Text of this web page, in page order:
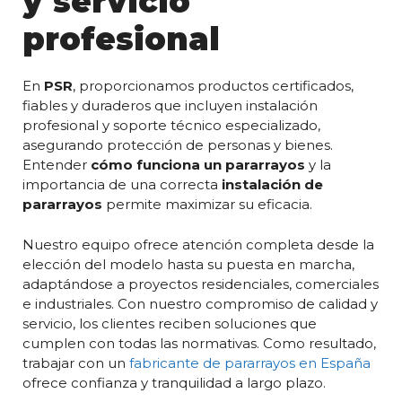
profesional
En PSR, proporcionamos productos certificados,
fiables y duraderos que incluyen instalación
profesional y soporte técnico especializado,
asegurando protección de personas y bienes.
Entender cómo funciona un pararrayos y la
importancia de una correcta instalación de
pararrayos permite maximizar su eficacia.
Nuestro equipo ofrece atención completa desde la
elección del modelo hasta su puesta en marcha,
adaptándose a proyectos residenciales, comerciales
e industriales. Con nuestro compromiso de calidad y
servicio, los clientes reciben soluciones que
cumplen con todas las normativas. Como resultado,
trabajar con un fabricante de pararrayos en España
ofrece confianza y tranquilidad a largo plazo.